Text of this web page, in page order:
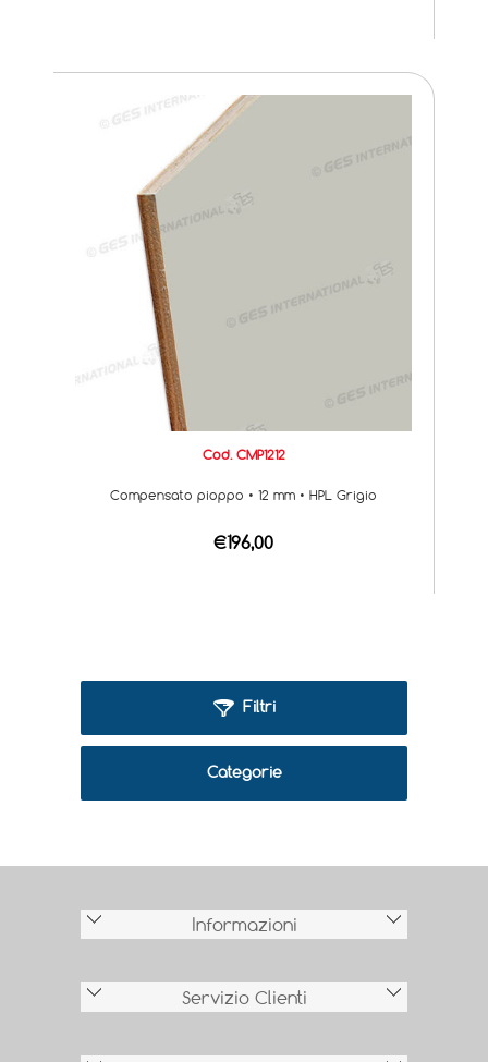
Cod. CMP1212
Compensato pioppo • 12 mm • HPL Grigio
€196,00
Filtri
Categorie
Informazioni
Servizio Clienti